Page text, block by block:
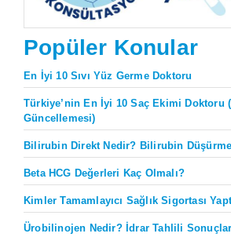
Popüler Konular
En İyi 10 Sıvı Yüz Germe Doktoru
Türkiye’nin En İyi 10 Saç Ekimi Doktoru
Güncellemesi)
Bilirubin Direkt Nedir? Bilirubin
Beta HCG Değerleri Kaç Olmalı?
Kimler Tamamlayıcı Sağlık Sigortası
Ürobilinojen Nedir? İdrar Tahlili